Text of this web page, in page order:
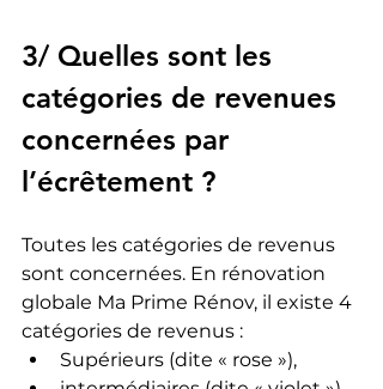
3/ Quelles sont les
catégories de revenues
concernées par
l’écrêtement ?
Toutes les catégories de revenus
sont concernées. En rénovation
globale Ma Prime Rénov, il existe 4
catégories de revenus :
Supérieurs (dite « rose »),